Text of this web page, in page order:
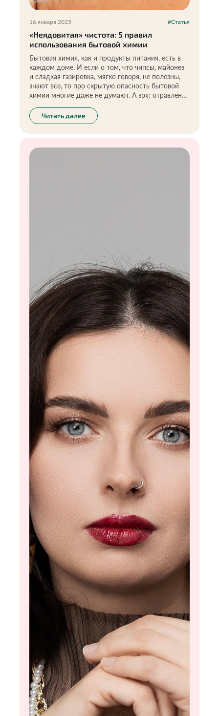
16 января 2025 #Статья
«Неядовитая» чистота: 5 правил
использования бытовой химии
Бытовая химия, как и продукты питания, есть в
каждом доме. И если о том, что чипсы, майонез
и сладкая газировка, мягко говоря, не полезны,
знают все, то про скрытую опасность бытовой
химии многие даже не думают. А зря: отравления
распространенные у детей в возрасте до пяти
лет. Малышей обычно привлекают запах,
красочные упаковки, они ассоциируют яркие
напитками.
Читать далее